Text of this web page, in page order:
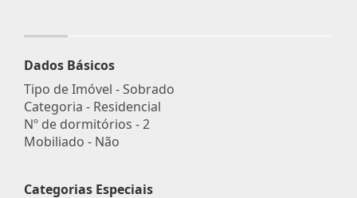
Dados Básicos
Tipo de Imóvel - Sobrado
Categoria - Residencial
Nº de dormitórios - 2
Mobiliado - Não
Categorias Especiais